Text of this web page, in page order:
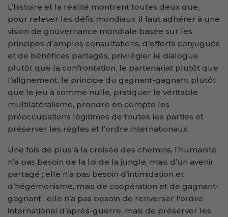
L’histoire et la réalité montrent toutes deux que,
pour relever les défis mondiaux, il faut adhérer à une
vision de gouvernance mondiale basée sur les
principes d’amples consultations, d’efforts conjugués
et de bénéfices partagés, privilégier le dialogue
plutôt que la confrontation, le partenariat plutôt que
l’alignement, le principe du gagnant-gagnant plutôt
que le jeu à somme nulle, pratiquer le véritable
multilatéralisme, prendre en compte les
préoccupations légitimes de toutes les parties et
préserver les règles et l’ordre internationaux.
Une fois de plus à la croisée des chemins, l’humanité
n’a pas besoin de la loi de la jungle, mais d’un avenir
partagé ; elle n’a pas besoin d’intimidation et
d’hégémonisme, mais de coopération et de gagnant-
gagnant ; elle n’a pas besoin de renverser l’ordre
international d’après-guerre, mais de préserver les